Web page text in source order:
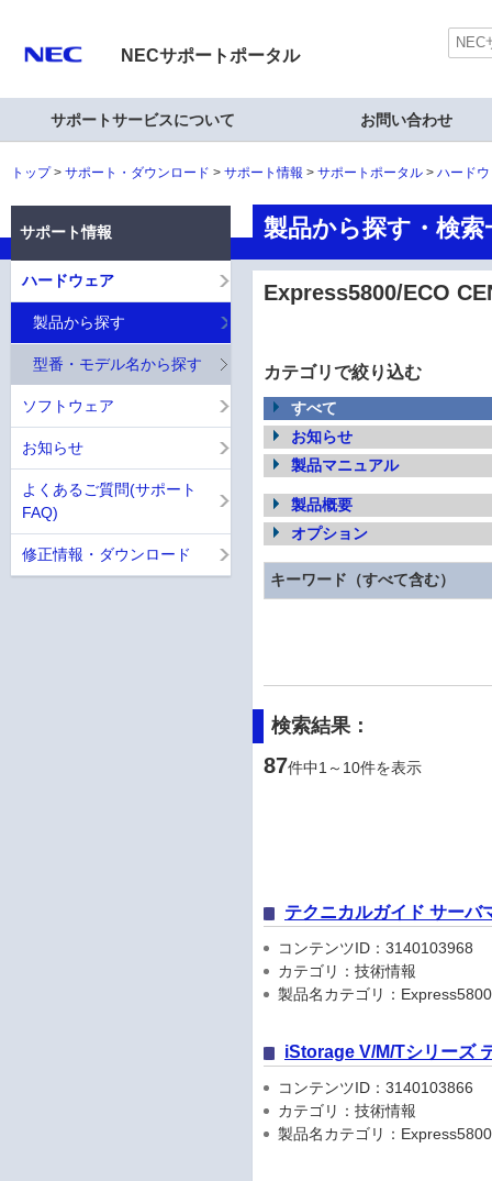
NECサポートポータル
サポートサービスについて お問い合わせ
トップ サポート・ダウンロード サポート情報 サポートポータル ハード
製品から探す・検
Express5800/ECO
カテゴリで絞り込む
すべて
お知らせ
製品マニュアル
製品概要
オプション
キーワード（すべて含む）
検索結果：
87件中1～10件を表示
テクニカルガイド サーバ
コンテンツID：3140103968
カテゴリ：技術情報
製品名カテゴリ：
iStorage V/M/Tシリーズ
コンテンツID：3140103866
カテゴリ：技術情報
製品名カテゴリ：
サポート情報
ハードウェア
製品から探す
型番・モデル名から探す
ソフトウェア
お知らせ
よくあるご質問(サポート
FAQ)
修正情報・ダウンロード